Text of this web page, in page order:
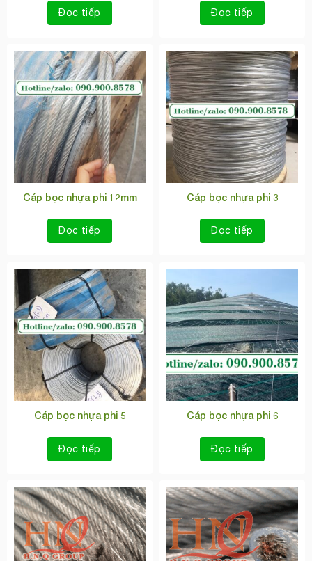
Đọc tiếp Đọc tiếp
Cáp bọc nhựa phi 12mm
Đọc tiếp
Cáp bọc nhựa phi 3
Đọc tiếp
Cáp bọc nhựa phi 5
Đọc tiếp
Cáp bọc nhựa phi 6
Đọc tiếp